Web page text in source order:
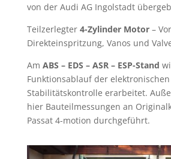
von der Audi AG Ingolstadt
Teilzerlegter 4-Zylinder Motor –
Direkteinspritzung, Vanos und
Am ABS – EDS – ASR – ESP-Stand
Funktionsablauf der elektronischen
Stabilitätskontrolle erarbeitet.
hier Bauteilmessungen an
Passat 4-motion durchgeführt.